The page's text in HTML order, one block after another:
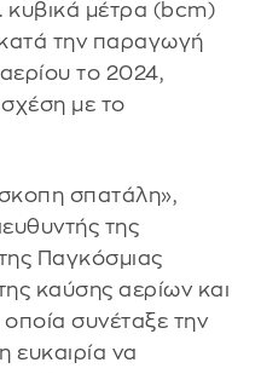
κυβικά μέτρα (bcm)
την παραγωγή
το 2024,
με το
σπατάλη»,
της
Παγκόσμιας
καύσης αερίων και
συνέταξε την
ευκαιρία να